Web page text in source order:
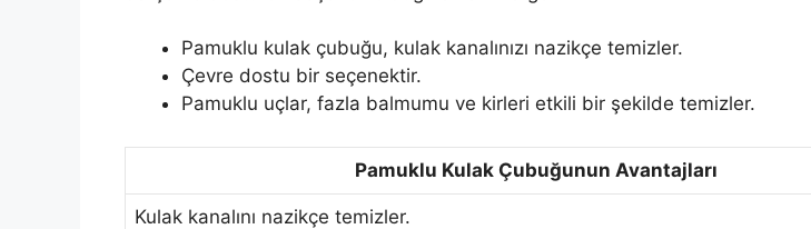
Pamuklu kulak çubuğu, kulak kanalınızı nazikçe temizler.
Çevre dostu bir seçenektir.
Pamuklu uçlar, fazla balmumu ve kirleri etkili bir şekilde temizler.
Pamuklu Kulak Çubuğunun Avantajları
Kulak kanalını nazikçe temizler.